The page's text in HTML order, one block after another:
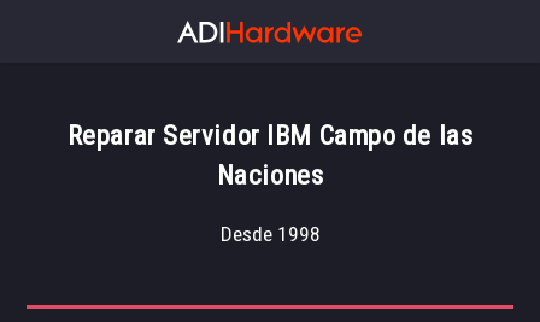
Reparar Servidor IBM Campo de las
Naciones
Desde 1998